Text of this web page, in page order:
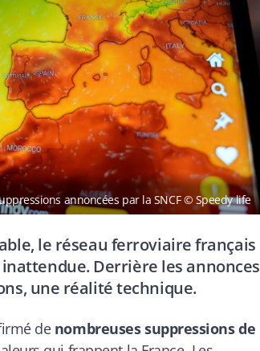
annoncées par la SNCF © Speedy life
le réseau ferroviaire français
Derrière les annonces
une réalité technique.
denombreuses suppressions de